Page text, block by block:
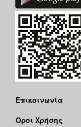
Επικοινωνία
Όροι Χρήσης